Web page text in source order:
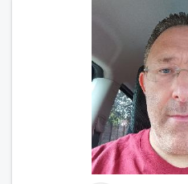
autant être trop locace. Je
avec très peu de défauts.
bienveillant, empathique,
respectueux, doux de
laisse « glisser »
m’éprenez pas Mesdames,
j’aime me trahit une fois, il
chance et je l’effacerai à «
Néanmoins, je suis un tout
qu’impatient. J’essaye de
bien dramatique ! Du